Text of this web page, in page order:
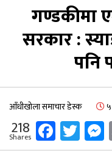
गण्डकीमा
सरकार :
पनि
आँधीखोला समाचार डेस्क
218
Shares